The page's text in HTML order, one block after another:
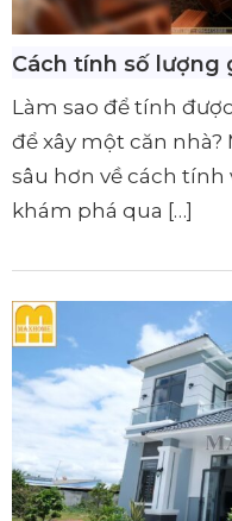
Cách tính số lượng
Làm sao để tính
để xây một căn
sâu hơn về cách tính
khám phá qua […]